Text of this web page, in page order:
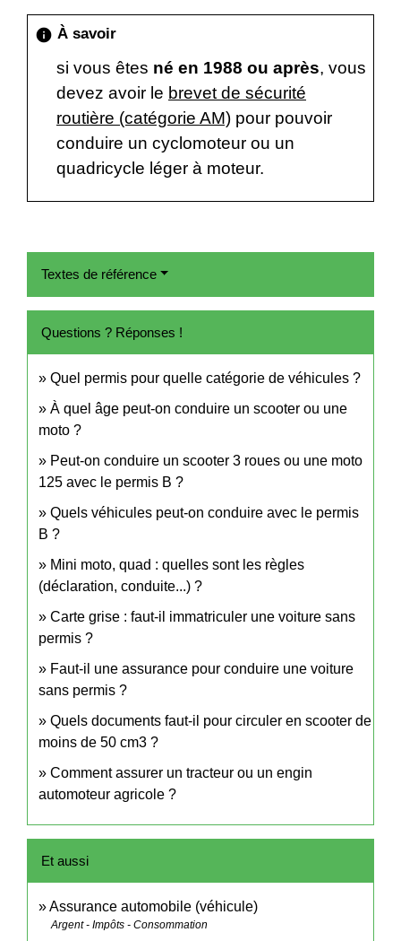
info À savoir
si vous êtes né en 1988 ou après, vous
devez avoir le brevet de sécurité
routière (catégorie AM) pour pouvoir
conduire un cyclomoteur ou un
quadricycle léger à moteur.
Textes de référence
Questions ? Réponses !
Quel permis pour quelle catégorie de véhicules ?
À quel âge peut-on conduire un scooter ou une
moto ?
Peut-on conduire un scooter 3 roues ou une moto
125 avec le permis B ?
Quels véhicules peut-on conduire avec le permis
B ?
Mini moto, quad : quelles sont les règles
(déclaration, conduite...) ?
Carte grise : faut-il immatriculer une voiture sans
permis ?
Faut-il une assurance pour conduire une voiture
sans permis ?
Quels documents faut-il pour circuler en scooter de
moins de 50 cm3 ?
Comment assurer un tracteur ou un engin
automoteur agricole ?
Et aussi
Assurance automobile (véhicule)
Argent - Impôts - Consommation